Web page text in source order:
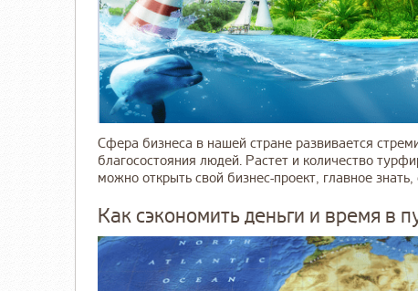
Сфера бизнеса в нашей стране развивается
благосостояния людей. Растет и количество
можно открыть свой бизнес-проект, главное знать,
Как сэкономить деньги и время в